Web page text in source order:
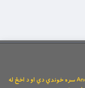
د وېبپاڼې ټولې توکیزې او مانیزې رښتې له Andyal.com سره خوندي دي او د اخځ له